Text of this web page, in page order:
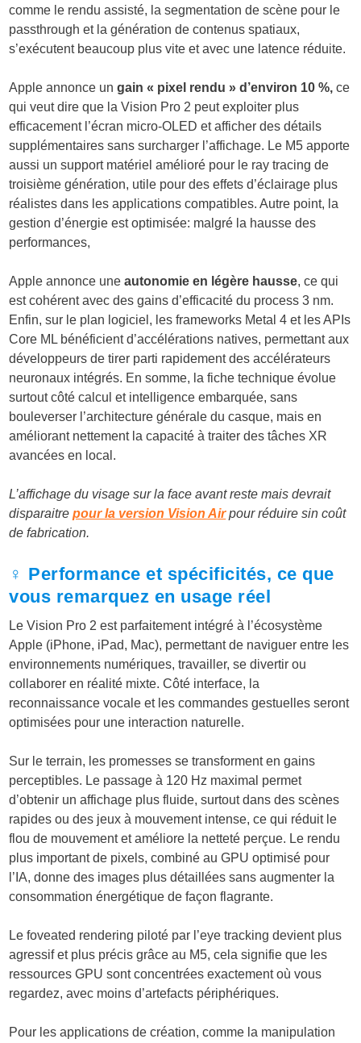
comme le rendu assisté, la segmentation de scène pour le
passthrough et la génération de contenus spatiaux,
s’exécutent beaucoup plus vite et avec une latence réduite.
Apple annonce un gain « pixel rendu » d’environ 10 %, ce
qui veut dire que la Vision Pro 2 peut exploiter plus
efficacement l’écran micro-OLED et afficher des détails
supplémentaires sans surcharger l’affichage. Le M5 apporte
aussi un support matériel amélioré pour le ray tracing de
troisième génération, utile pour des effets d’éclairage plus
réalistes dans les applications compatibles. Autre point, la
gestion d’énergie est optimisée: malgré la hausse des
performances,
Apple annonce uneautonomie en légère hausse, ce qui
est cohérent avec des gains d’efficacité du process 3 nm.
Enfin, sur le plan logiciel, les frameworks Metal 4 et les APIs
Core ML bénéficient d’accélérations natives, permettant aux
développeurs de tirer parti rapidement des accélérateurs
neuronaux intégrés. En somme, la fiche technique évolue
surtout côté calcul et intelligence embarquée, sans
bouleverser l’architecture générale du casque, mais en
améliorant nettement la capacité à traiter des tâches XR
avancées en local.
L’affichage du visage sur la face avant reste mais devrait
disparaitrepour la version Vision Airpour réduire sin coût
de fabrication.
♀️ Performance et spécificités, ce que
vous remarquez en usage réel
Le Vision Pro 2 est parfaitement intégré à l’écosystème
Apple (iPhone, iPad, Mac), permettant de naviguer entre les
environnements numériques, travailler, se divertir ou
collaborer en réalité mixte. Côté interface, la
reconnaissance vocale et les commandes gestuelles seront
optimisées pour une interaction naturelle.
Sur le terrain, les promesses se transforment en gains
perceptibles. Le passage à 120 Hz maximal permet
d’obtenir un affichage plus fluide, surtout dans des scènes
rapides ou des jeux à mouvement intense, ce qui réduit le
flou de mouvement et améliore la netteté perçue. Le rendu
plus important de pixels, combiné au GPU optimisé pour
l’IA, donne des images plus détaillées sans augmenter la
consommation énergétique de façon flagrante.
Le foveated rendering piloté par l’eye tracking devient plus
agressif et plus précis grâce au M5, cela signifie que les
ressources GPU sont concentrées exactement où vous
regardez, avec moins d’artefacts périphériques.
Pour les applications de création, comme la manipulation